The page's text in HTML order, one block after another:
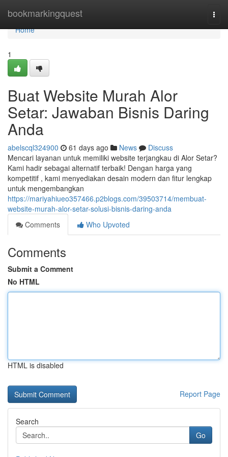
bookmarkingquest
Home
Home
1
Buat Website Murah Alor
Setar: Jawaban Bisnis Daring
Anda
abelscql324900 61 days ago News
Discuss
Mencari layanan untuk memiliki website terjangkau di Alor Setar?
Kami hadir sebagai alternatif terbaik! Dengan harga yang
kompetitif , kami menyediakan desain modern dan fitur lengkap
untuk mengembangkan
https://mariyahiueo357466.p2blogs.com/39503714/membuat-
website-murah-alor-setar-solusi-bisnis-daring-anda
Comments
Who Upvoted
Comments
Submit a Comment
No HTML
HTML is disabled
Report Page
Search
Go